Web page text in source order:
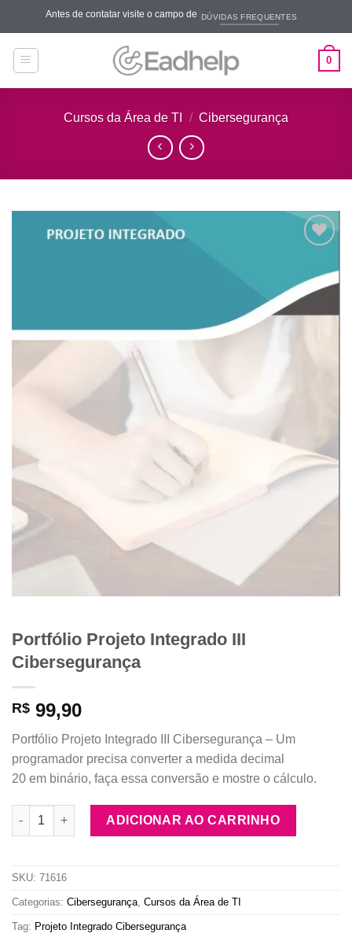
content
Antes de contatar visite o campo de DÚVIDAS FREQUENTES
0
Cursos da Área de TI / Cibersegurança
Add to
wishlist
Portfólio Projeto Integrado III
Cibersegurança
R$ 99,90
Portfólio Projeto Integrado III Cibersegurança – Um
programador precisa converter a medida decimal
20 em binário, faça essa conversão e mostre o cálculo.
Portfólio Projeto Integrado III Cibersegurança quantidade
ADICIONAR AO CARRINHO
SKU: 71616
Categorias: Cibersegurança Cursos da Área de TI
Tag: Projeto Integrado Cibersegurança